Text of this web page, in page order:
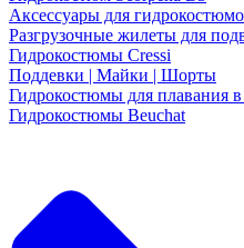
Аксессуары для
Разгрузочные жилеты для
Гидрокостюмы Cressi
Поддевки | Майки | Шорты
Гидрокостюмы для плавания
Гидрокостюмы Beuchat